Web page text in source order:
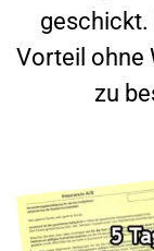
geschickt.
Vorteil ohne
zu